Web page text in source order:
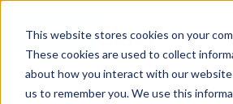
This website stores cookies on your
These cookies are used to collect
about how you interact with our website
us to remember you. We use this
SMARTCLASS